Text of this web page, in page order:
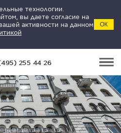
технологии.
вы даете согласие на
активности на данном
ОК
255 44 26